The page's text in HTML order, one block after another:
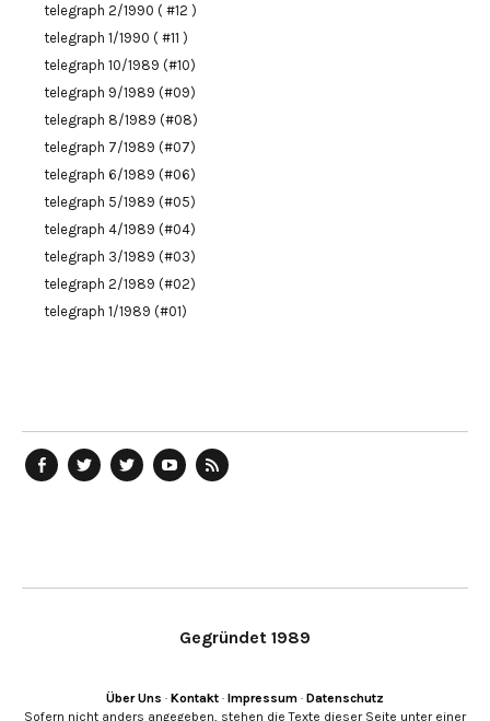
telegraph 2/1990 ( #12 )
telegraph 1/1990 ( #11 )
telegraph 10/1989 (#10)
telegraph 9/1989 (#09)
telegraph 8/1989 (#08)
telegraph 7/1989 (#07)
telegraph 6/1989 (#06)
telegraph 5/1989 (#05)
telegraph 4/1989 (#04)
telegraph 3/1989 (#03)
telegraph 2/1989 (#02)
telegraph 1/1989 (#01)
Gegründet 1989
Über Uns · Kontakt · Impressum · Datenschutz
Sofern nicht anders angegeben, stehen die Texte dieser Seite unter einer